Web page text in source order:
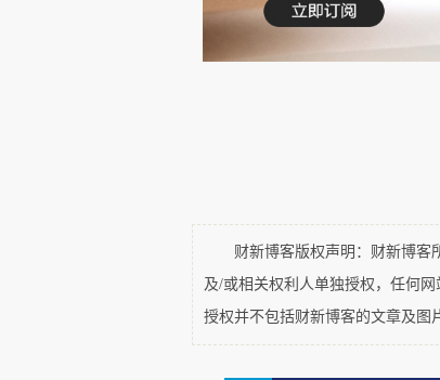
其二，美国法的“长臂管辖
那么该地法院对案件也将
品是否流经该州或在该州
不熟的某一处美国法院当上
其三，与投资东道国之间的
财新博客版权声明：财新博客所
及/或相关权利人单独授权，任何
授权并不包括财新博客的文章及图